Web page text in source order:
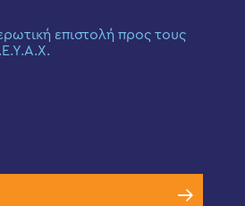
επιστολή προς τους